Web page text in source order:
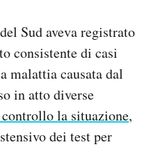
Sud aveva registrato
consistente di casi
malattia causata dal
in atto diverse
la situazione,
dei test per